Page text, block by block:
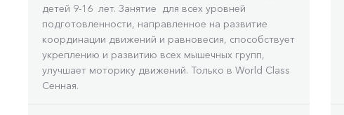
детей 9-16 лет. Занятие для всех уровней
подготовленности, направленное на развитие
координации движений и равновесия, способствует
укреплению и развитию всех мышечных групп,
улучшает моторику движений. Только в World Class
Сенная.